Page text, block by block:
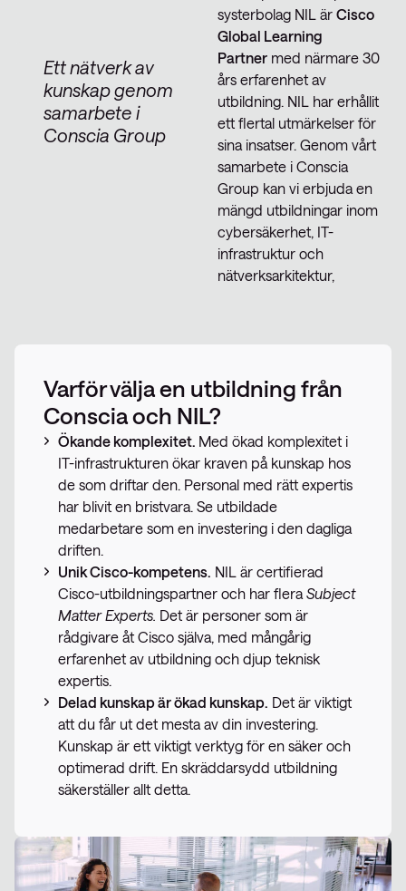
Ett nätverk av
kunskap genom
samarbete i
Conscia Group
systerbolag NIL är Cisco
Global Learning
Partner med närmare 30
års erfarenhet av
utbildning. NIL har erhållit
ett flertal utmärkelser för
sina insatser. Genom vårt
samarbete i Conscia
Group kan vi erbjuda en
mängd utbildningar inom
cybersäkerhet, IT-
infrastruktur och
nätverksarkitektur,
Varför välja en utbildning från
Conscia och NIL?
Ökande komplexitet. Med ökad komplexitet i
IT-infrastrukturen ökar kraven på kunskap hos
de som driftar den. Personal med rätt expertis
har blivit en bristvara. Se utbildade
medarbetare som en investering i den dagliga
driften.
Unik Cisco-kompetens. NIL är certifierad
Cisco-utbildningspartner och har flera Subject
Matter Experts. Det är personer som är
rådgivare åt Cisco själva, med mångårig
erfarenhet av utbildning och djup teknisk
expertis.
Delad kunskap är ökad kunskap. Det är viktigt
att du får ut det mesta av din investering.
Kunskap är ett viktigt verktyg för en säker och
optimerad drift. En skräddarsydd utbildning
säkerställer allt detta.